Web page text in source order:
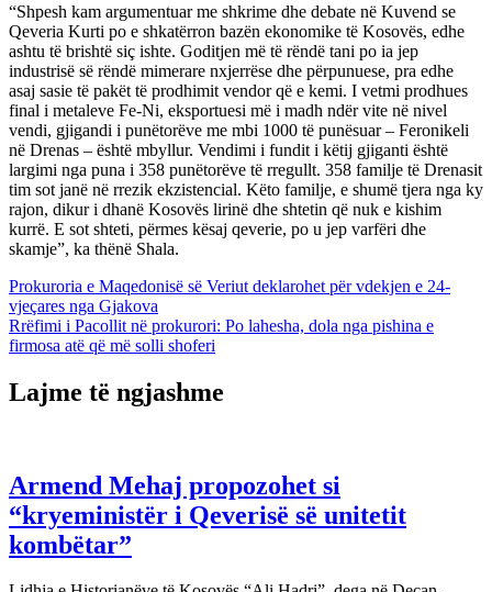
“Shpesh kam argumentuar me shkrime dhe debate në Kuvend se
Qeveria Kurti po e shkatërron bazën ekonomike të Kosovës, edhe
ashtu të brishtë siç ishte. Goditjen më të rëndë tani po ia jep
industrisë së rëndë mimerare nxjerrëse dhe përpunuese, pra edhe
asaj sasie të pakët të prodhimit vendor që e kemi. I vetmi prodhues
final i metaleve Fe-Ni, eksportuesi më i madh ndër vite në nivel
vendi, gjigandi i punëtorëve me mbi 1000 të punësuar – Feronikeli
në Drenas – është mbyllur. Vendimi i fundit i këtij gjiganti është
largimi nga puna i 358 punëtorëve të rregullt. 358 familje të Drenasit
tim sot janë në rrezik ekzistencial. Këto familje, e shumë tjera nga ky
rajon, dikur i dhanë Kosovës lirinë dhe shtetin që nuk e kishim
kurrë. E sot shteti, përmes kësaj qeverie, po u jep varfëri dhe
skamje”, ka thënë Shala.
Lëvizje
te
postimet
Prokuroria e Maqedonisë së Veriut deklarohet për vdekjen e 24-
vjeçares nga Gjakova
Rrëfimi i Pacollit në prokurori: Po lahesha, dola nga pishina e
firmosa atë që më solli shoferi
Lajme të ngjashme
Armend Mehaj propozohet si
“kryeministër i Qeverisë së unitetit
kombëtar”